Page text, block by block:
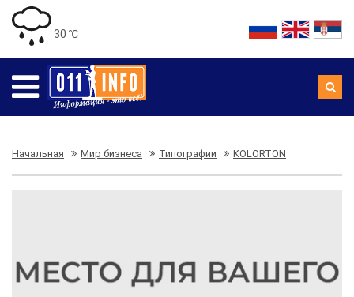
30 ℃
Начальная Мир бизнеса Типографии KOLORTON